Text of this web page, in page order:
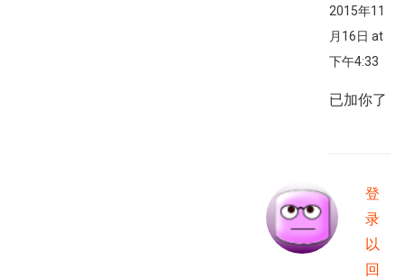
2015年11
月16日 at
下午4:33
已加你了
登
录
以
回